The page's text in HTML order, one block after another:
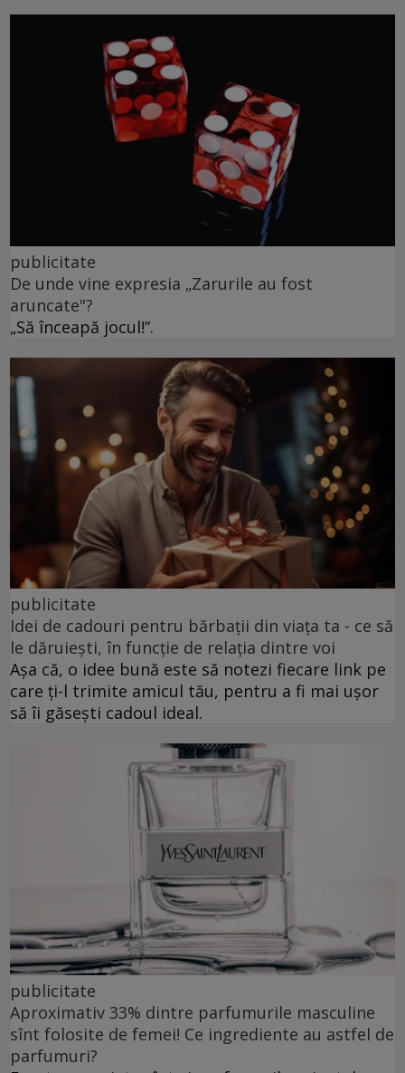
publicitate
De unde vine expresia „Zarurile au fost
aruncate"?
„Să înceapă jocul!”.
publicitate
Idei de cadouri pentru bărbații din viața ta - ce să
le dăruiești, în funcție de relația dintre voi
Așa că, o idee bună este să notezi fiecare link pe
care ți-l trimite amicul tău, pentru a fi mai ușor
să îi găsești cadoul ideal.
publicitate
Aproximativ 33% dintre parfumurile masculine
sînt folosite de femei! Ce ingrediente au astfel de
parfumuri?